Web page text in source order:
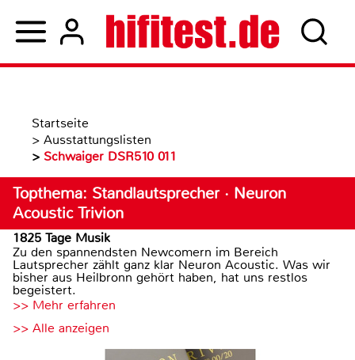
Startseite
> Ausstattungslisten
> Schwaiger DSR510 011
Topthema: Standlautsprecher · Neuron
Acoustic Trivion
1825 Tage Musik
Zu den spannendsten Newcomern im Bereich
Lautsprecher zählt ganz klar Neuron Acoustic. Was wir
bisher aus Heilbronn gehört haben, hat uns restlos
begeistert.
>> Mehr erfahren
>> Alle anzeigen